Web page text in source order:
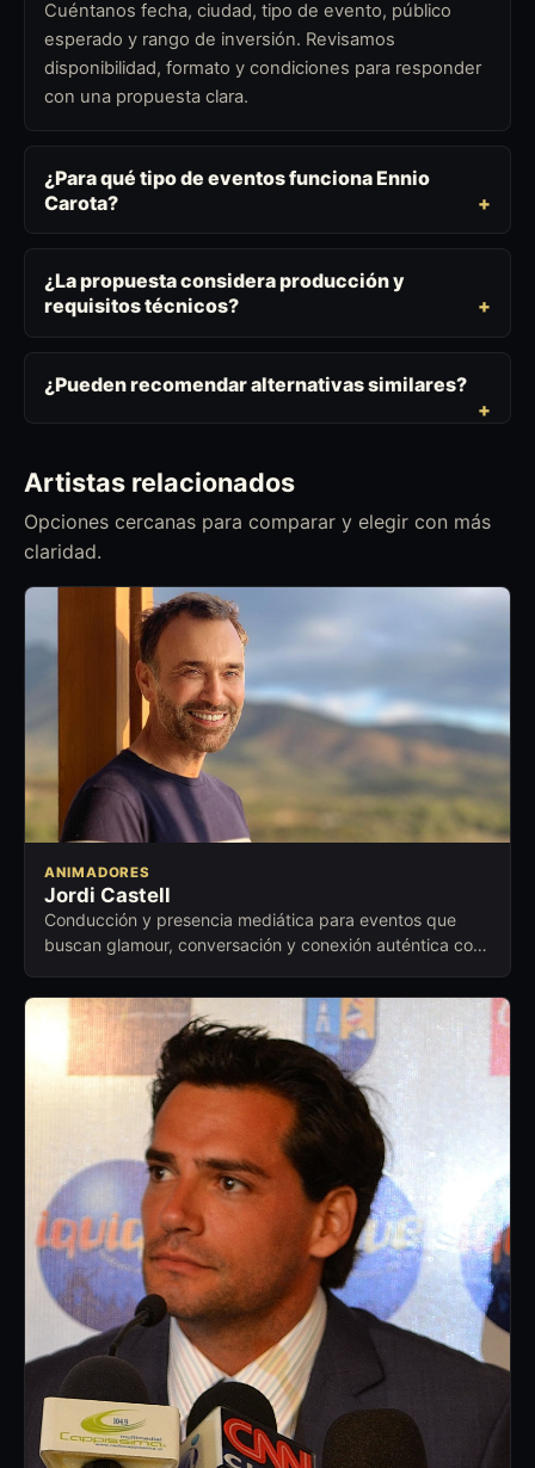
Cuéntanos fecha, ciudad, tipo de evento, público
esperado y rango de inversión. Revisamos
disponibilidad, formato y condiciones para responder
con una propuesta clara.
¿Para qué tipo de eventos funciona Ennio
Carota?
¿La propuesta considera producción y
requisitos técnicos?
¿Pueden recomendar alternativas similares?
Artistas relacionados
Opciones cercanas para comparar y elegir con más
claridad.
ANIMADORES
Jordi Castell
Conducción y presencia mediática para eventos que
buscan glamour, conversación y conexión auténtica con